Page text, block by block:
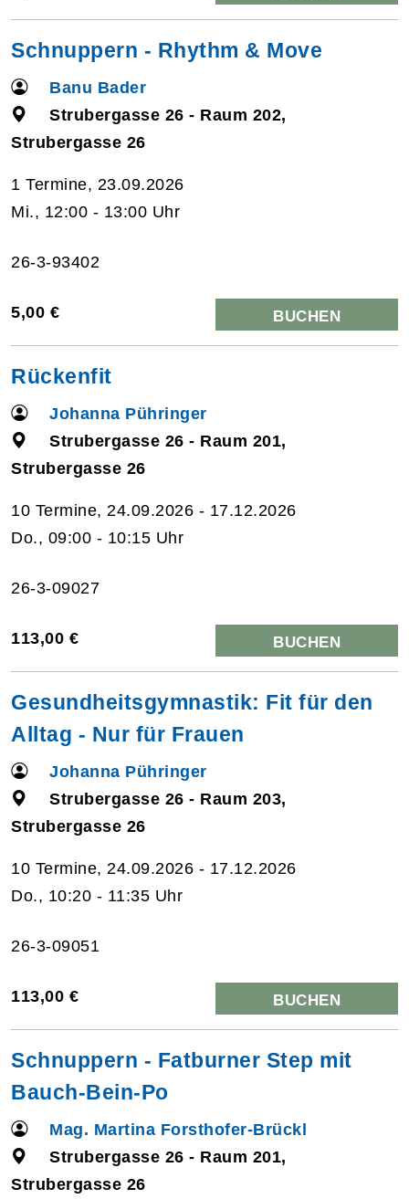
Schnuppern - Rhythm & Move
Banu Bader
Strubergasse 26 - Raum 202,
Strubergasse 26
1 Termine, 23.09.2026
Mi., 12:00 - 13:00 Uhr
26-3-93402
5,00 € BUCHEN
Rückenfit
Johanna Pühringer
Strubergasse 26 - Raum 201,
Strubergasse 26
10 Termine, 24.09.2026 - 17.12.2026
Do., 09:00 - 10:15 Uhr
26-3-09027
113,00 € BUCHEN
Gesundheitsgymnastik: Fit für den
Alltag - Nur für Frauen
Johanna Pühringer
Strubergasse 26 - Raum 203,
Strubergasse 26
10 Termine, 24.09.2026 - 17.12.2026
Do., 10:20 - 11:35 Uhr
26-3-09051
113,00 € BUCHEN
Schnuppern - Fatburner Step mit
Bauch-Bein-Po
Mag. Martina Forsthofer-Brückl
Strubergasse 26 - Raum 201,
Strubergasse 26